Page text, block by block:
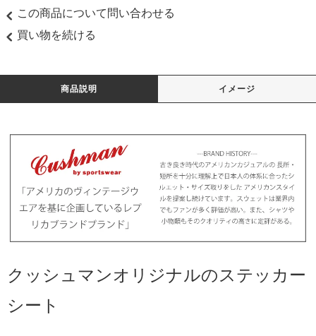
この商品について問い合わせる
買い物を続ける
商品説明 イメージ
クッシュマンオリジナルのステッカー
シート